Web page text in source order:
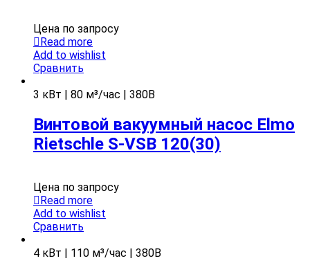
Цена по запросу
Read more
Add to wishlist
Сравнить
3 кВт | 80 м³/час | 380В
Винтовой вакуумный насос Elmo
Rietschle S-VSB 120(30)
Цена по запросу
Read more
Add to wishlist
Сравнить
4 кВт | 110 м³/час | 380В